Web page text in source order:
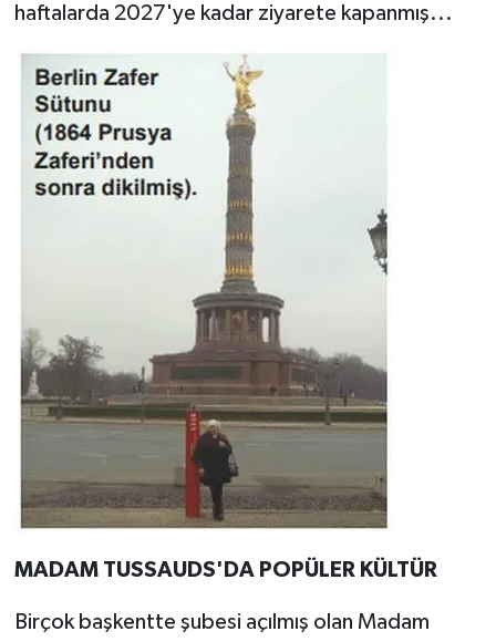
haftalarda 2027'ye kadar ziyarete kapanmış...
MADAM TUSSAUDS'DA POPÜLER KÜLTÜR
Birçok başkentte şubesi açılmış olan Madam